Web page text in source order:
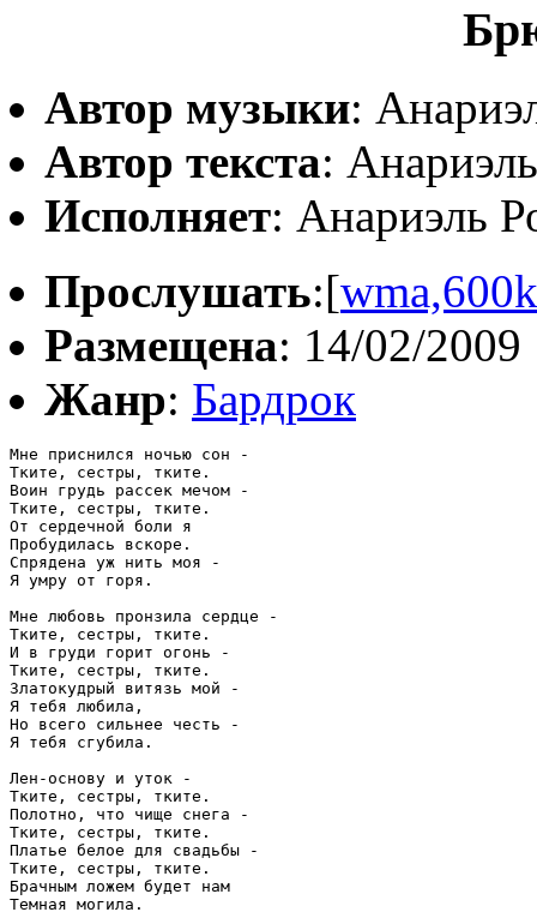
Автор музыки:
Автор текста:
Исполняет: Анариэль
Прослушать:[wma,600k
Размещена: 14/02/2009
Жанр: Бардрок
Мне приснился ночью сон -
Тките, сестры, тките.
Воин грудь рассек мечом -
Тките, сестры, тките.
От сердечной боли я
Пробудилась вскоре.
Спрядена уж нить моя -
Я умру от горя.
Мне любовь пронзила сердце -
Тките, сестры, тките.
И в груди горит огонь -
Тките, сестры, тките.
Златокудрый витязь мой -
Я тебя любила,
Но всего сильнее честь -
Я тебя сгубила.
Лен-основу и уток -
Тките, сестры, тките.
Полотно, что чище снега -
Тките, сестры, тките.
Платье белое для свадьбы -
Тките, сестры, тките.
Брачным ложем будет нам
Темная могила.